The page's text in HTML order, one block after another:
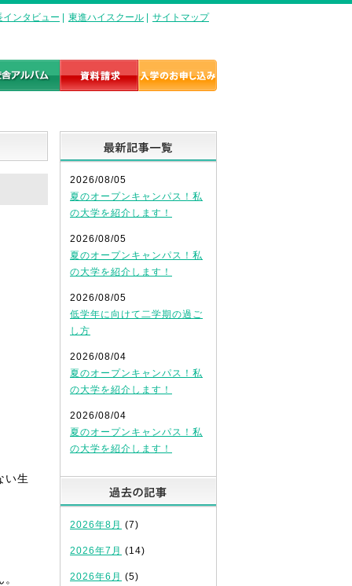
インタビュー 東進ハイスクール サイトマップ
い生
2026/08/05
夏のオープンキャンパス！私
の大学を紹介します！
2026/08/05
夏のオープンキャンパス！私
の大学を紹介します！
2026/08/05
低学年に向けて二学期の過ご
し方
2026/08/04
夏のオープンキャンパス！私
の大学を紹介します！
2026/08/04
夏のオープンキャンパス！私
の大学を紹介します！
2026年8月 (7)
2026年7月 (14)
2026年6月 (5)